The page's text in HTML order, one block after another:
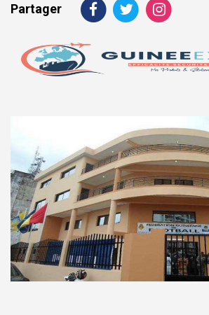
Partager